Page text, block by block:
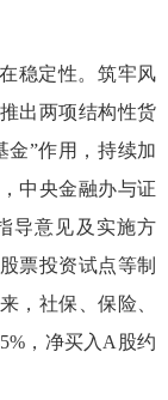
稳定性。 筑牢风
出两项结构性货
金”作用 ，持续加
中央金融办与证
导意见及实施方
票投资试点等制
，社保、保险、
，净买入A股约